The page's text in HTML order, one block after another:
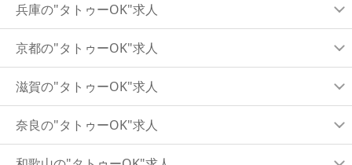
兵庫の"タトゥーOK"求人
京都の"タトゥーOK"求人
滋賀の"タトゥーOK"求人
奈良の"タトゥーOK"求人